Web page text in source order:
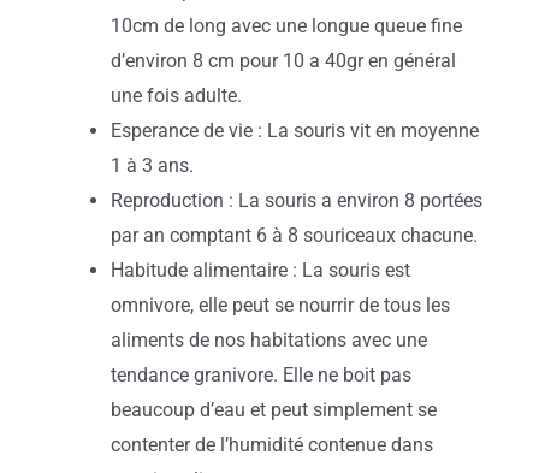
10cm de long avec une longue queue fine
d’environ 8 cm pour 10 a 40gr en général
une fois adulte.
Esperance de vie : La souris vit en moyenne
1 à 3 ans.
Reproduction : La souris a environ 8 portées
par an comptant 6 à 8 souriceaux chacune.
Habitude alimentaire : La souris est
omnivore, elle peut se nourrir de tous les
aliments de nos habitations avec une
tendance granivore. Elle ne boit pas
beaucoup d’eau et peut simplement se
contenter de l’humidité contenue dans